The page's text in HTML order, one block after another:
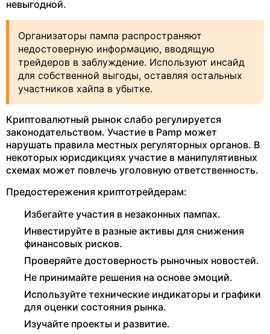
невыгодной.
Организаторы пампа распространяют
недостоверную информацию, вводящую
трейдеров в заблуждение. Используют инсайд
для собственной выгоды, оставляя остальных
участников хайпа в убытке.
Криптовалютный рынок слабо регулируется
законодательством. Участие в Pamp может
нарушать правила местных регуляторных органов. В
некоторых юрисдикциях участие в манипулятивных
схемах может повлечь уголовную ответственность.
Предостережения криптотрейдерам:
Избегайте участия в незаконных пампах.
Инвестируйте в разные активы для снижения
финансовых рисков.
Проверяйте достоверность рыночных новостей.
Не принимайте решения на основе эмоций.
Используйте технические индикаторы и графики
для оценки состояния рынка.
Изучайте проекты и развитие.